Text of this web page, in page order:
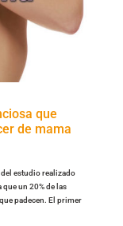
que
de mama
del estudio realizado
un 20% de las
padecen. El primer